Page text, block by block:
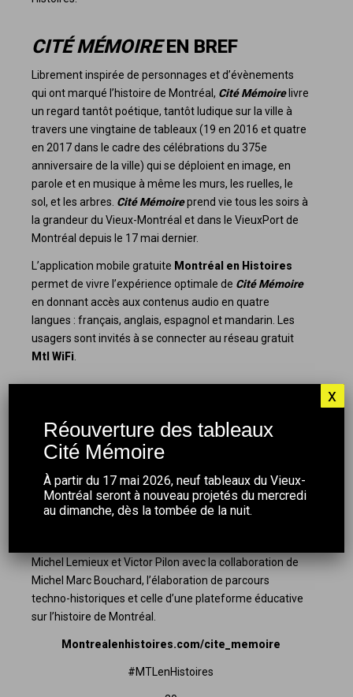
CITÉ MÉMOIREEN BREF
Librement inspirée de personnages et d’évènements
qui ont marqué l’histoire de Montréal, Cité Mémoirelivre
un regard tantôt poétique, tantôt ludique sur la ville à
travers une vingtaine de tableaux (19 en 2016 et quatre
en 2017 dans le cadre des célébrations du 375e
anniversaire de la ville) qui se déploient en image, en
parole et en musique à même les murs, les ruelles, le
sol, et les arbres. Cité Mémoireprend vie tous les soirs à
la grandeur du Vieux-Montréal et dans le VieuxPort de
Montréal depuis le 17 mai dernier.
L’application mobile gratuite Montréal en Histoires
permet de vivre l’expérience optimale de Cité Mémoire
en donnant accès aux contenus audio en quatre
langues : français, anglais, espagnol et mandarin. Les
usagers sont invités à se connecter au réseau gratuit
Mtl WiFi
HISTOIRES
Montréal en Histoires a pour mission de développer et
de réaliser différents projets afin de permettre aux
Montréalais et aux visiteurs de découvrir, d’explorer et
de célébrer l’histoire de la métropole. L’action de
Michel Lemieux et Victor Pilon avec la collaboration de
Michel Marc Bouchard, l’élaboration de parcours
techno-historiques et celle d’une plateforme éducative
sur l’histoire de Montréal.
Montrealenhistoires.com/cite_memoire
#MTLenHistoires
Réouverture des tableaux
Cité Mémoire
À partir du 17 mai 2026, neuf tableaux du Vieux-
Montréal seront à nouveau projetés du mercredi
au dimanche, dès la tombée de la nuit.
x